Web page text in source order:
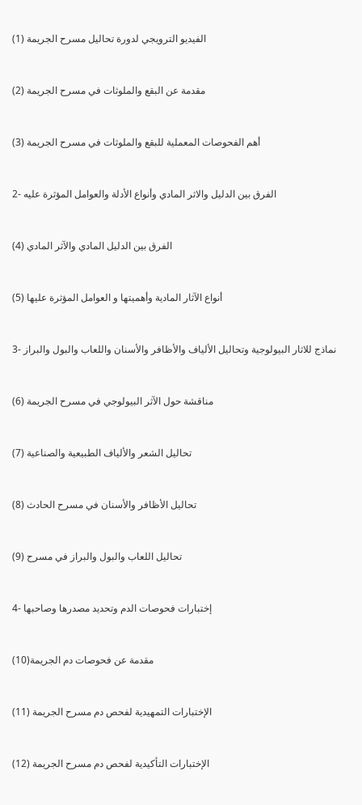
(1) الفيديو الترويجي لدورة تحاليل مسرح الجريمة
(2) مقدمة عن البقع والملوثات في مسرح الجريمة
(3) أهم الفحوصات المعملية للبقع والملوثات في مسرح الجريمة
2- الفرق بين الدليل والاثر المادي وأنواع الأدلة والعوامل المؤثرة عليه
(4) الفرق بين الدليل المادي والآثر المادي
(5) أنواع الآثار المادية وأهميتها و العوامل المؤثرة عليها
3- نماذج للاثار البيولوجية وتحاليل الألياف والأظافر والأسنان واللعاب والبول والبراز
(6) مناقشة حول الآثر البيولوجي في مسرح الجريمة
(7) تحاليل الشعر والألياف الطبيعية والصناعية
(8) تحاليل الأظافر والأسنان في مسرح الحادث
(9) تحاليل اللعاب والبول والبراز في مسرح
4- إختبارات فحوصات الدم وتحديد مصدرها وصاحبها
(10)مقدمة عن فحوصات دم الجريمة
(11) الإختبارات التمهيدية لفحص دم مسرح الجريمة
(12) الإختبارات التأكيدية لفحص دم مسرح الجريمة